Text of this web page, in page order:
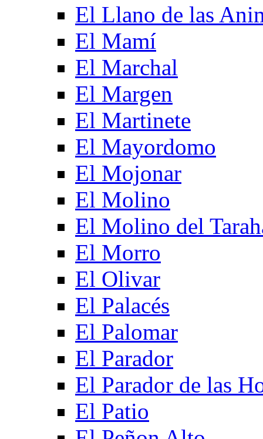
El Llano de las
El Mamí
El Marchal
El Margen
El Martinete
El Mayordomo
El Mojonar
El Molino
El Molino del
El Morro
El Olivar
El Palacés
El Palomar
El Parador
El Parador de las
El Patio